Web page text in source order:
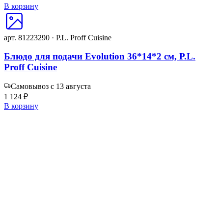
В корзину
арт. 81223290 · P.L. Proff Cuisine
Блюдо для подачи Evolution 36*14*2 см, P.L.
Proff Cuisine
Самовывоз с 13 августа
1 124 ₽
В корзину